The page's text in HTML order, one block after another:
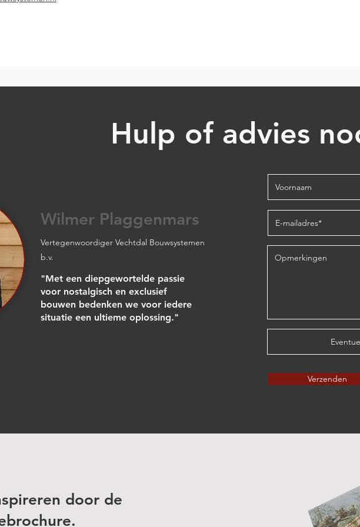
Hulp of advies
Wilmer Plaggenmars
Vertegenwoordiger Vechtdal Bouwsystemen
b.v.
"Met een diepgewortelde passie
voor nostalgisch en exclusief
bouwen bedenken we voor iedere
situatie een ultieme oplossing."
Verzenden
door de